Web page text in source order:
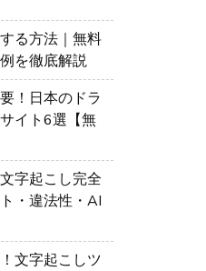
る方法｜無料
を徹底解説
！日本のドラ
イト6選【無
字起こし完全
・違法性・AI
文字起こしツ